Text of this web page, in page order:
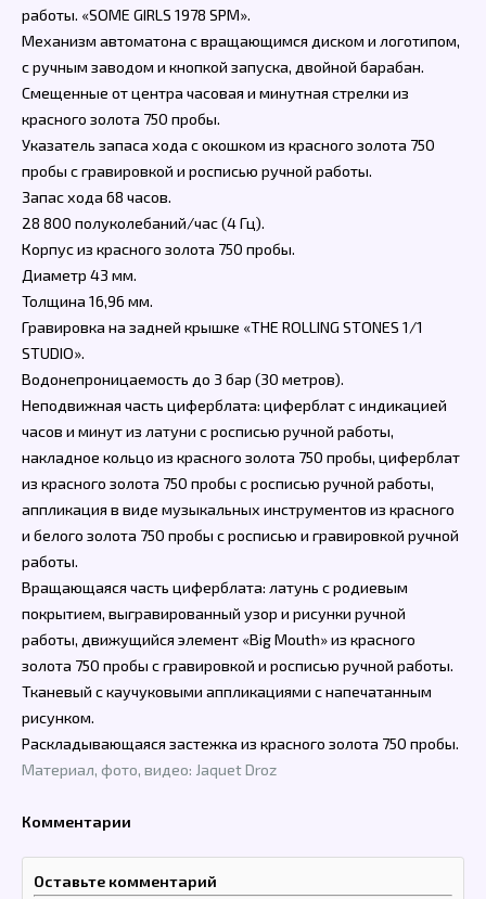
работы. «SOME GIRLS 1978 SPM».
Механизм автоматона с вращающимся диском и логотипом,
с ручным заводом и кнопкой запуска, двойной барабан.
Смещенные от центра часовая и минутная стрелки из
красного золота 750 пробы.
Указатель запаса хода с окошком из красного золота 750
пробы с гравировкой и росписью ручной работы.
Запас хода 68 часов.
28 800 полуколебаний/час (4 Гц).
Корпус из красного золота 750 пробы.
Диаметр 43 мм.
Толщина 16,96 мм.
Гравировка на задней крышке «THE ROLLING STONES 1/1
STUDIO».
Водонепроницаемость до 3 бар (30 метров).
Неподвижная часть циферблата: циферблат с индикацией
часов и минут из латуни с росписью ручной работы,
накладное кольцо из красного золота 750 пробы, циферблат
из красного золота 750 пробы с росписью ручной работы,
аппликация в виде музыкальных инструментов из красного
и белого золота 750 пробы с росписью и гравировкой ручной
работы.
Вращающаяся часть циферблата: латунь с родиевым
покрытием, выгравированный узор и рисунки ручной
работы, движущийся элемент «Big Mouth» из красного
золота 750 пробы с гравировкой и росписью ручной работы.
Тканевый с каучуковыми аппликациями с напечатанным
рисунком.
Раскладывающаяся застежка из красного золота 750 пробы.
Материал, фото, видео: Jaquet Droz
Комментарии
Оставьте комментарий